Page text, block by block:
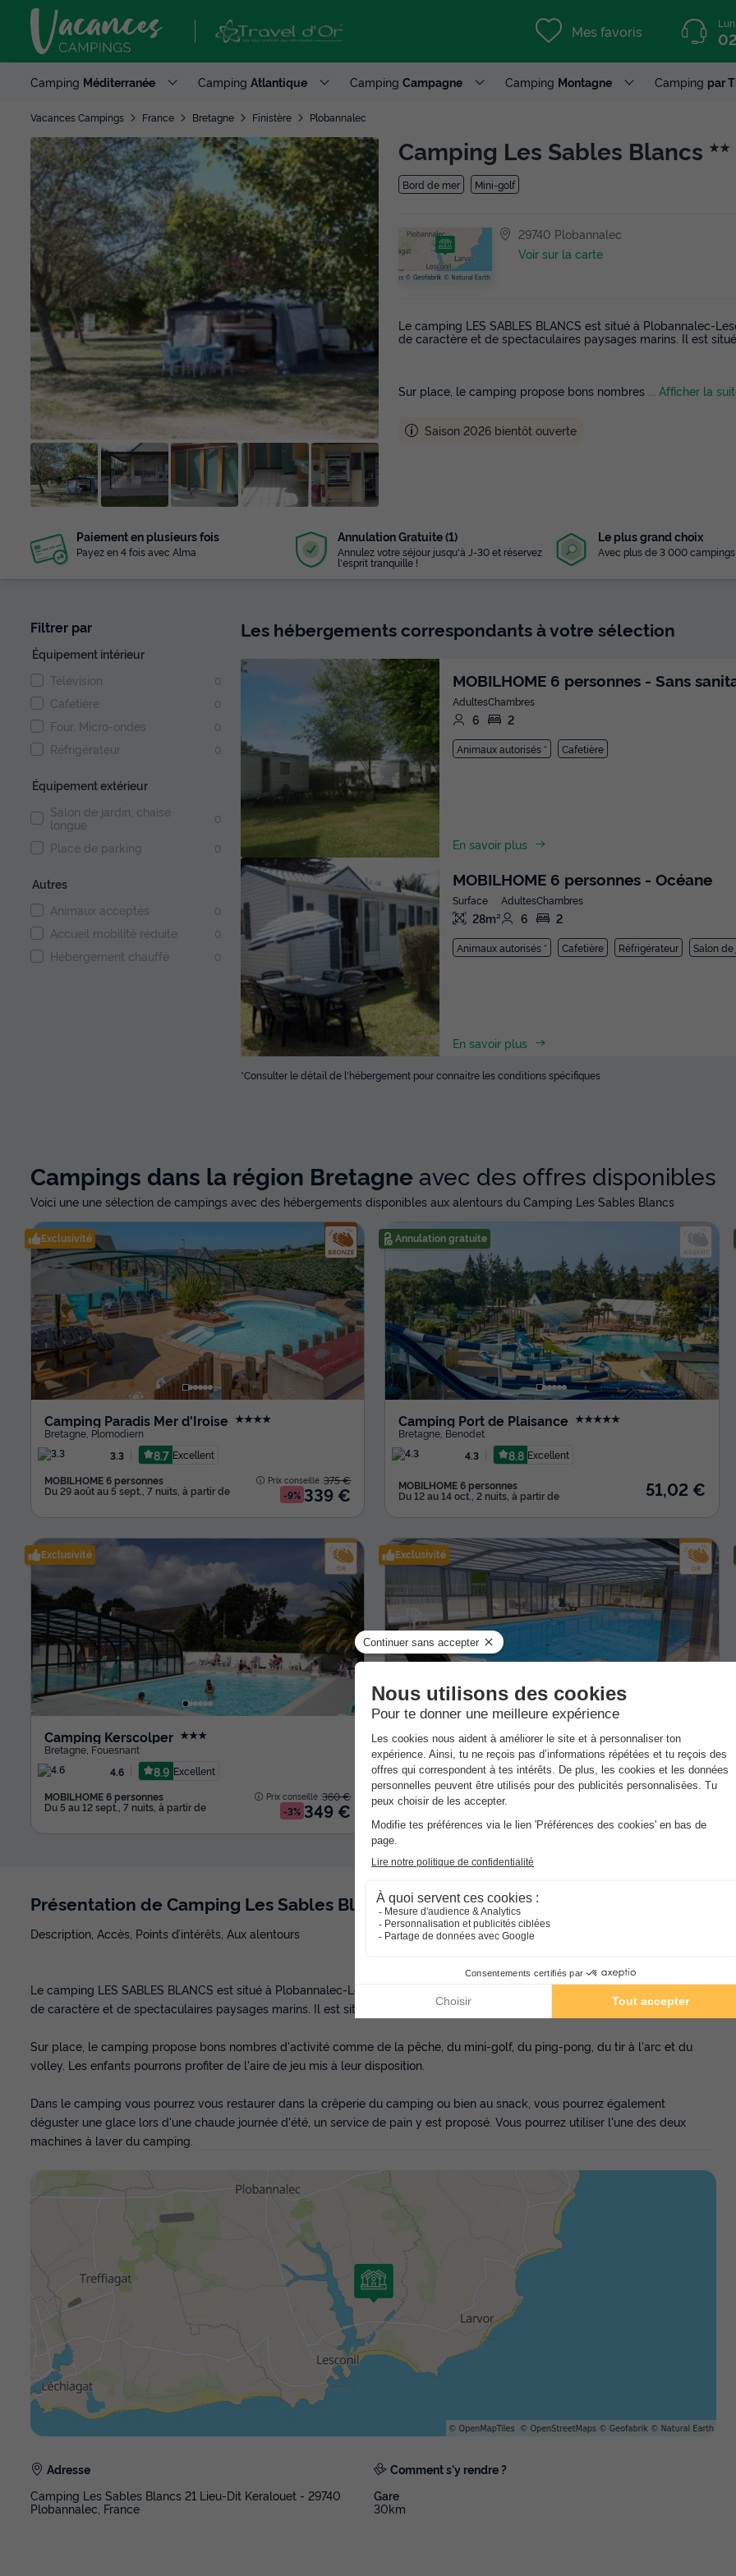
Mes favoris
Camping Méditerranée Camping Atlantique Camping Campagne Camping Montagne Camping par
Vacances Campings France Bretagne Finistère Plobannalec
+ 11
photos
Camping Les Sables Blancs ★★
Bord de mer Mini-golf
29740 Plobannalec
Voir sur la carte
Le camping LES SABLES BLANCS est situé à Plobannalec-
de caractère et de spectaculaires paysages marins. Il est
Sur place, le camping propose bons nombres ... Afficher la
Saison 2026 bientôt ouverte
Paiement en plusieurs fois
Payez en 4 fois avec Alma
Annulation Gratuite (1)
Annulez votre séjour jusqu'à J-30 et réservez
l'esprit tranquille !
Le plus grand choix
Avec plus de 3 000
Filtrer par
Équipement intérieur
Télévision
0
Cafetière 0
Four, Micro-ondes 0
Réfrigérateur 0
Équipement extérieur
Salon de jardin, chaise
longue
0
Place de parking 0
Autres
Animaux acceptés
0
Accueil mobilité réduite 0
Hébergement chauffé 0
Les hébergements correspondants à votre sélection
MOBILHOME 6 personnes - Sans
Adultes
6
Chambres
2
Animaux autorisés * Cafetière
En savoir plus
MOBILHOME 6 personnes - Océane
Surface
28m²
Adultes
6
Chambres
2
Animaux autorisés * Cafetière Réfrigérateur Salon
En savoir plus
*Consulter le détail de l'hébergement pour connaitre les conditions spécifiques
Campings dans la région Bretagne avec des offres disponibles
Voici une une sélection de campings avec des hébergements disponibles aux alentours du Camping Les Sables Blancs
Exclusivité
Camping Paradis Mer d'Iroise ★★★★
Bretagne Plomodiern
3.3
8.7 Excellent
MOBILHOME 6 personnes
Du 29 août au 5 sept., 7 nuits, à partir de
Prix conseillé :375 €
-9% 339 €
Annulation gratuite
Camping Port de Plaisance ★★★★★
Bretagne Benodet
4.3
8.8 Excellent
MOBILHOME 6 personnes
Du 12 au 14 oct., 2 nuits, à partir de 51,02 €
Exclusivité
Camping Kerscolper ★★★
Bretagne Fouesnant
4.6
8.9 Excellent
MOBILHOME 6 personnes
Du 5 au 12 sept., 7 nuits, à partir de
Prix conseillé :360 €
-3% 349 €
Exclusivité
Camping Ker Vella ★★★
Bretagne,Plomodiern
3.9
8.8 Excellent
MOBILHOME 5 personnes
Du 22 au 29 août, 7 nuits, à partir de
Présentation de Camping Les Sables Blancs
Description, Accès, Points d’intérêts, Aux alentours
Le camping LES SABLES BLANCS est situé à Plobannalec-Lesconil dans le Finistère, en Bretagne, qui possède un patrimoine
de caractère et de spectaculaires paysages marins. Il est situé à 800 m de la mer.
Sur place, le camping propose bons nombres d'activité comme de la pêche, du mini-golf, du ping-pong, du tir à l'arc et du
volley. Les enfants pourrons profiter de l'aire de jeu mis à leur disposition.
Dans le camping vous pourrez vous restaurer dans la crêperie du camping ou bien au snack, vous pourrez également
déguster une glace lors d'une chaude journée d'été, un service de pain y est proposé. Vous pourrez utiliser l'une des deux
machines à laver du camping.
Adresse
Camping Les Sables Blancs 21 Lieu-Dit Keralouet - 29740
Plobannalec, France
Comment s'y rendre ?
Gare
30km